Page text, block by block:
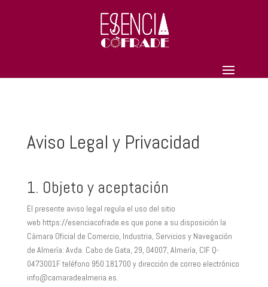
Aviso Legal y Privacidad
1. Objeto y aceptación
El presente aviso legal regula el uso del sitio
web https://esenciacofrade.es que pone a su disposición la
Cámara Oficial de Comercio, Industria, Servicios y Navegación
de Almería: Avda. Cabo de Gata, 29, 04007, Almería, CIF Q-
0473001F teléfono 950 181700 y dirección de correo electrónico
info@camaradealmeria.es.